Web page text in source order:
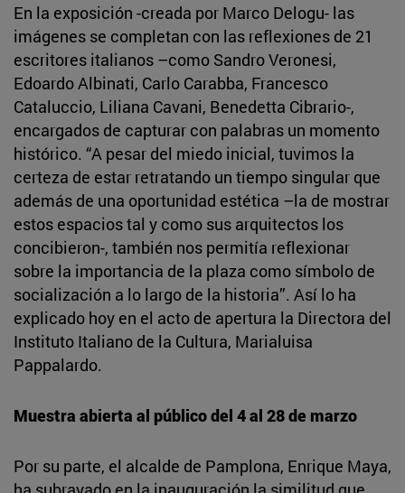
En la exposición -creada por Marco Delogu- las
imágenes se completan con las reflexiones de 21
escritores italianos –como Sandro Veronesi,
Edoardo Albinati, Carlo Carabba, Francesco
Cataluccio, Liliana Cavani, Benedetta Cibrario-,
encargados de capturar con palabras un momento
histórico. “A pesar del miedo inicial, tuvimos la
certeza de estar retratando un tiempo singular que
además de una oportunidad estética –la de mostrar
estos espacios tal y como sus arquitectos los
concibieron-, también nos permitía reflexionar
sobre la importancia de la plaza como símbolo de
socialización a lo largo de la historia”. Así lo ha
explicado hoy en el acto de apertura la Directora del
Instituto Italiano de la Cultura, Marialuisa
Pappalardo.
Muestra abierta al público del 4 al 28 de marzo
Por su parte, el alcalde de Pamplona, Enrique Maya,